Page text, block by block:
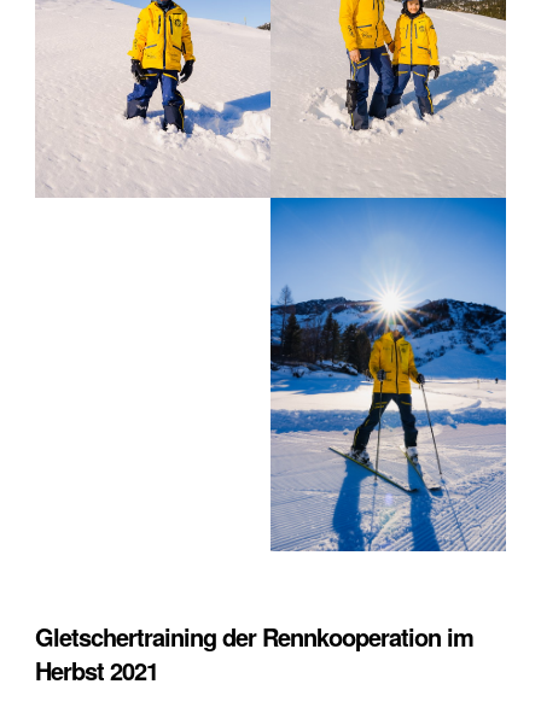
Gletschertraining der Rennkooperation im
Herbst 2021